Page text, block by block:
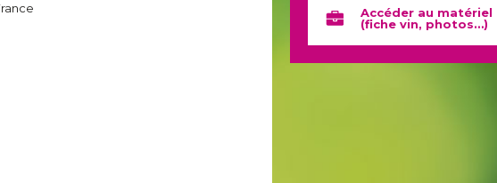
Accéder au matériel
(fiche vin, photos…)